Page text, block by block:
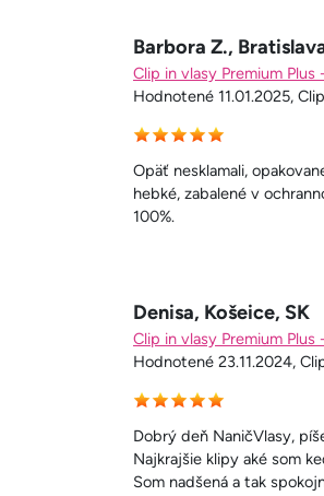
Barbora Z.,
Clip in vlasy Premium
Hodnotené 11.01.2025,
Opäť nesklamali,
hebké, zabalené v
100%.
Denisa, Košeice, SK
Clip in vlasy Premium
Hodnotené 23.11.2024,
Dobrý deň NaničVlasy,
Najkrajšie klipy aké som
Som nadšená a tak